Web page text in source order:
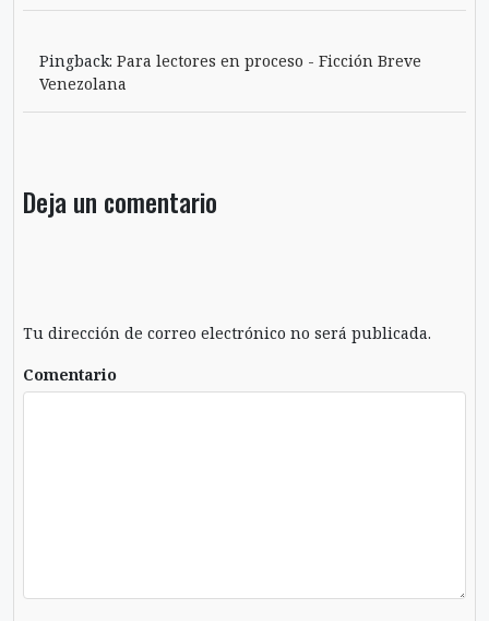
Pingback: Para lectores en proceso - Ficción Breve
Venezolana
Deja un comentario
Tu dirección de correo electrónico no será publicada.
Comentario